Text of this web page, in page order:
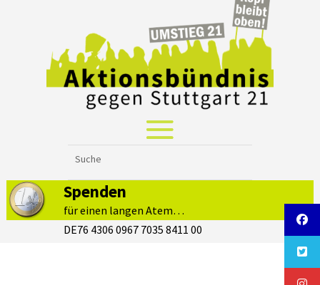
Spenden
für einen langen Atem…
DE76 4306 0967 7035 8411 00